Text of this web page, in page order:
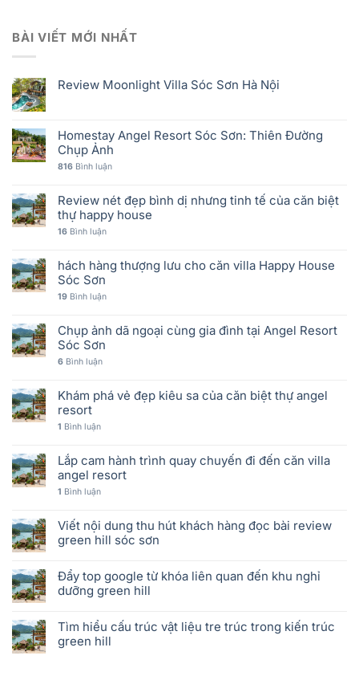
BÀI VIẾT MỚI NHẤT
Review Moonlight Villa Sóc Sơn Hà Nội
Homestay Angel Resort Sóc Sơn: Thiên Đường
Chụp Ảnh
816 Bình luận
Review nét đẹp bình dị nhưng tinh tế của căn biệt
thự happy house
16 Bình luận
hách hàng thượng lưu cho căn villa Happy House
Sóc Sơn
19 Bình luận
Chụp ảnh dã ngoại cùng gia đình tại Angel Resort
Sóc Sơn
6 Bình luận
Khám phá vẻ đẹp kiêu sa của căn biệt thự angel
resort
1 Bình luận
Lắp cam hành trình quay chuyến đi đến căn villa
angel resort
1 Bình luận
Viết nội dung thu hút khách hàng đọc bài review
green hill sóc sơn
Đẩy top google từ khóa liên quan đến khu nghỉ
dưỡng green hill
Tìm hiểu cấu trúc vật liệu tre trúc trong kiến trúc
green hill